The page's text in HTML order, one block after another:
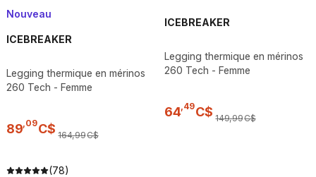
Nouveau
ICEBREAKER
Legging thermique en mérinos
260 Tech - Femme
89 09C$ 164,99C$
(78)
ICEBREAKER
Legging thermique en mérinos
260 Tech - Femme
64 49C$ 149,99C$